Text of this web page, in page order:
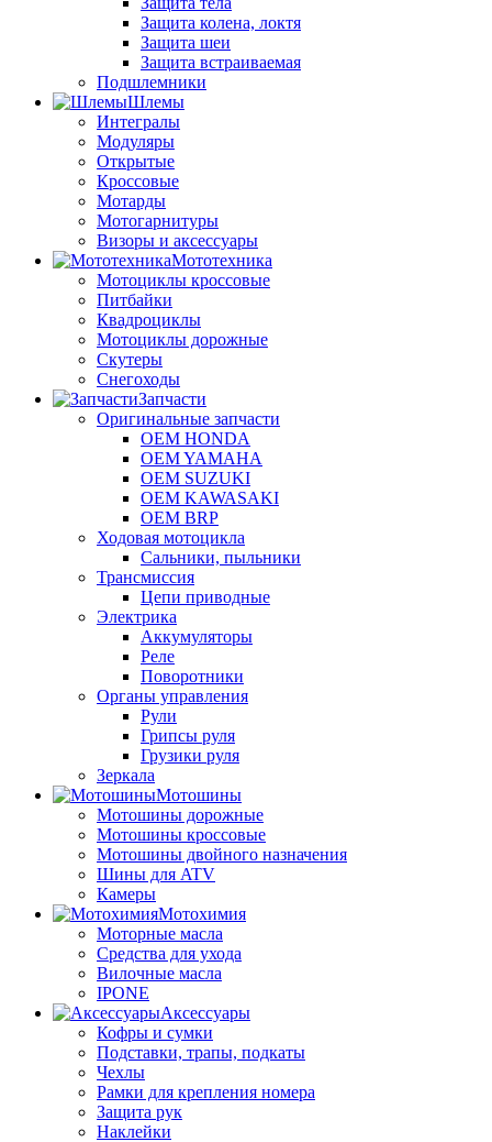
Защита колена, локтя
Защита шеи
Защита встраиваемая
Подшлемники
Шлемы
Интегралы
Модуляры
Открытые
Кроссовые
Мотарды
Мотогарнитуры
Визоры и аксессуары
Мототехника
Мотоциклы кроссовые
Питбайки
Квадроциклы
Мотоциклы дорожные
Скутеры
Снегоходы
Запчасти
Оригинальные запчасти
OEM HONDA
OEM YAMAHA
OEM SUZUKI
OEM KAWASAKI
OEM BRP
Ходовая мотоцикла
Сальники, пыльники
Трансмиссия
Цепи приводные
Электрика
Аккумуляторы
Реле
Поворотники
Органы управления
Рули
Грипсы руля
Грузики руля
Зеркала
Мотошины
Мотошины дорожные
Мотошины кроссовые
Мотошины двойного назначения
Шины для ATV
Камеры
Мотохимия
Моторные масла
Средства для ухода
Вилочные масла
IPONE
Аксессуары
Кофры и сумки
Подставки, трапы, подкаты
Чехлы
Рамки для крепления номера
Защита рук
Наклейки